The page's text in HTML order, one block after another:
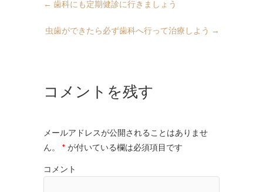
← 歯科にも定期健診に行きましょう
虫歯ができたら必ず歯科へ行って治療しよう →
コメントを残す
メールアドレスが公開されることはありませ
ん。
* が付いている欄は必須項目です
コメント